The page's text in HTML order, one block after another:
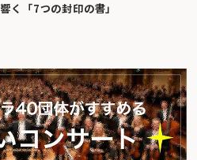
く「7つの封印の書」